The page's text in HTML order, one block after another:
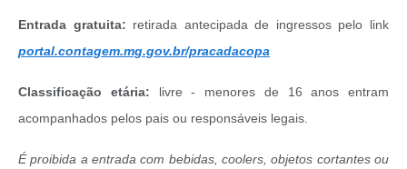
Entrada gratuita: retirada antecipada de ingressos pelo link
portal.contagem.mg.gov.br/pracadacopa
Classificação etária: livre - menores de 16 anos entram
acompanhados pelos pais ou responsáveis legais.
É proibida a entrada com bebidas, coolers, objetos cortantes ou